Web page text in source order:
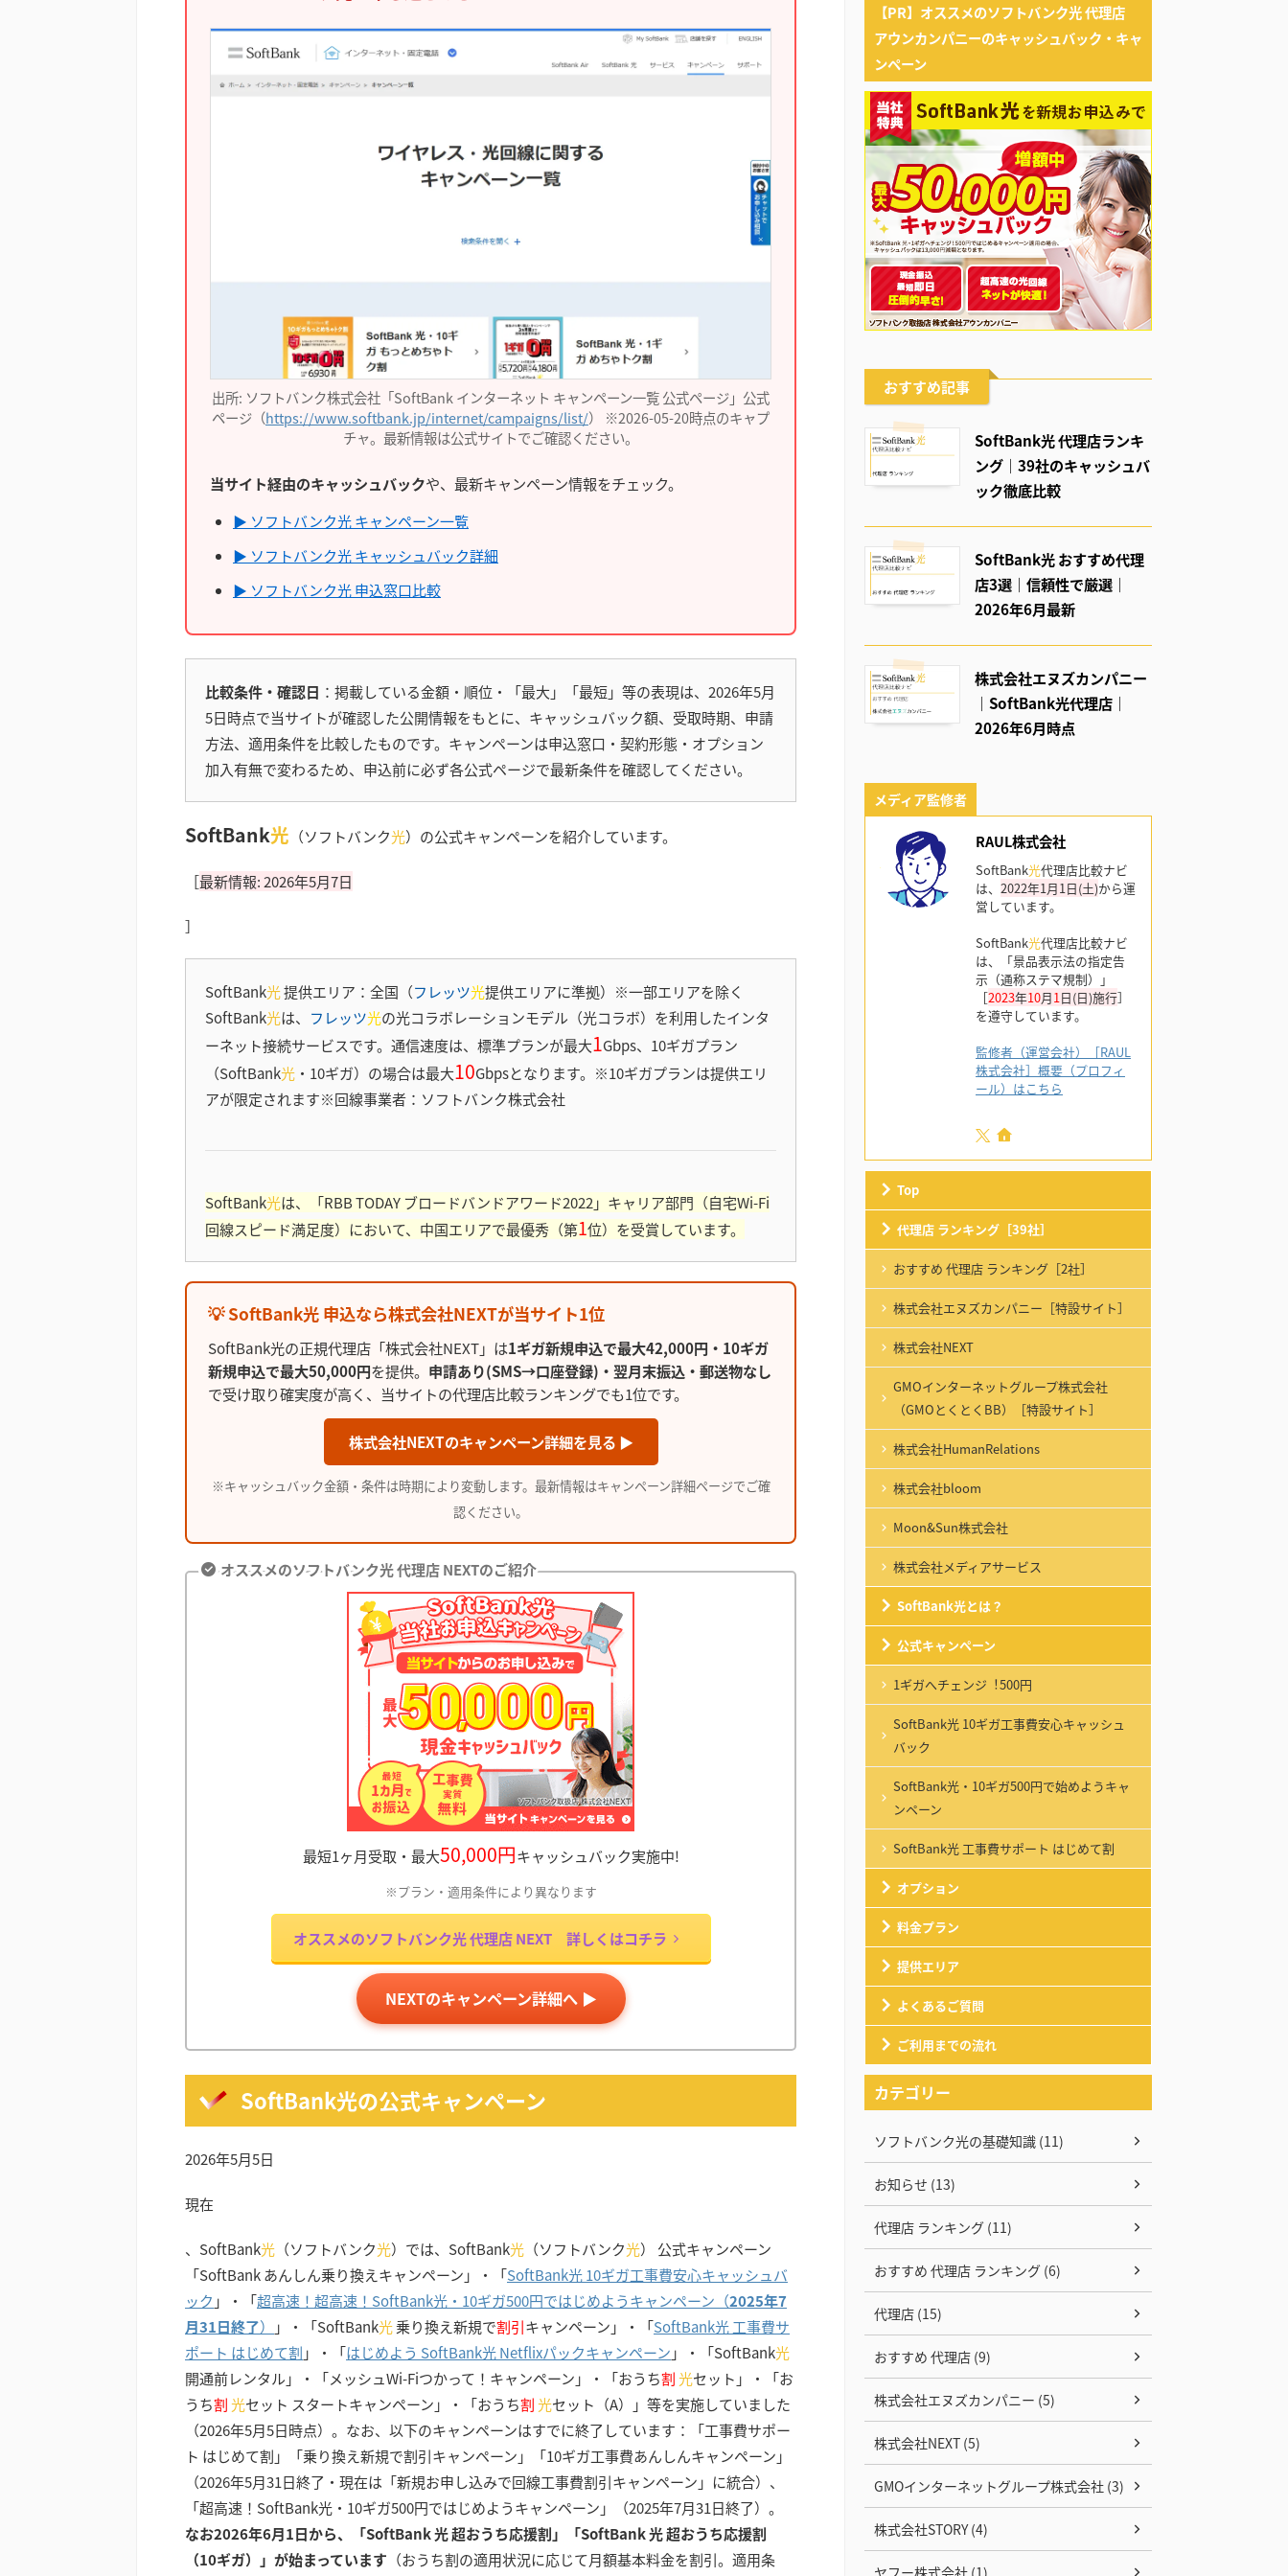
出所: ソフトバンク株式会社「SoftBank インターネット キャンペーン一覧 公式ページ」公式
ページ（https://www.softbank.jp/internet/campaigns/list/） ※2026-05-20時点のキャプ
チャ。最新情報は公式サイトでご確認ください。
当サイト経由のキャッシュバックや、最新キャンペーン情報をチェック。
▶ ソフトバンク光 キャンペーン一覧
▶ ソフトバンク光 キャッシュバック詳細
▶ ソフトバンク光 申込窓口比較
比較条件・確認日 ：掲載している金額・順位・「最大」「最短」等の表現は、2026年5月
5日時点で当サイトが確認した公開情報をもとに、キャッシュバック額、受取時期、申請
方法、適用条件を比較したものです。キャンペーンは申込窓口・契約形態・オプション
加入有無で変わるため、申込前に必ず各公式ページで最新条件を確認してください。
SoftBank光 （ソフトバンク光）の公式キャンペーンを紹介しています。
［最新情報: 2026年5月7日
］
SoftBank光提供エリア：全国（フレッツ光提供エリアに準拠）※一部エリアを除く
SoftBank光は、 フレッツ光の光コラボレーションモデル（光コラボ）を利用したインタ
ーネット接続サービスです。通信速度は、標準プランが最大1Gbps、10ギガプラン
（SoftBank光 ・10ギガ）の場合は最大10Gbpsとなります。※10ギガプランは提供エリ
アが限定されます※回線事業者：ソフトバンク株式会社
SoftBank光は、「RBB TODAY ブロードバンドアワード2022」キャリア部門（自宅Wi-Fi
回線スピード満足度）において、中国エリアで最優秀（第1位）を受賞しています。
💡 SoftBank光 申込なら株式会社NEXTが当サイト1位
SoftBank光の正規代理店「株式会社NEXT」は1ギガ新規申込で最大42,000円・10ギガ
新規申込で最大50,000円を提供。 申請あり(SMS→口座登録)・翌月末振込・郵送物なし
で受け取り確実度が高く、当サイトの代理店比較ランキングでも1位です。
株式会社NEXTのキャンペーン詳細を見る ▶
※キャッシュバック金額・条件は時期により変動します。最新情報はキャンペーン詳細ページでご確
認ください。
オススメのソフトバンク光 代理店 NEXTのご紹介
最短1ヶ月受取・最大50,000円キャッシュバック実施中!
※プラン・適用条件により異なります
オススメのソフトバンク光 代理店 NEXT 詳しくはコチラ
NEXTのキャンペーン詳細へ ▶
SoftBank光の公式キャンペーン
2026年5月5日
現在
、SoftBank光 （ソフトバンク光）では、SoftBank光 （ソフトバンク光） 公式キャンペーン
「SoftBank あんしん乗り換えキャンペーン」・「SoftBank光 10ギガ工事費安心キャッシュバ
ック 」・「超高速！超高速！SoftBank光・10ギガ500円ではじめようキャンペーン（2025年7
月31日終了） 」・「SoftBank光乗り換え新規で割引キャンペーン」・「SoftBank光 工事費サ
ポート はじめて割 」・「はじめよう SoftBank光 Netflixパックキャンペーン 」・「SoftBank光
開通前レンタル」・「メッシュWi-Fiつかって！キャンペーン」・「おうち割光セット」・「お
うち割光セット スタートキャンペーン」・「おうち割光セット（A）」等を実施していました
（2026年5月5日時点）。なお、以下のキャンペーンはすでに終了しています：「工事費サポー
ト はじめて割」「乗り換え新規で割引キャンペーン」「10ギガ工事費あんしんキャンペーン」
（2026年5月31日終了・現在は「新規お申し込みで回線工事費割引キャンペーン」に統合）、
「超高速！SoftBank光・10ギガ500円ではじめようキャンペーン」（2025年7月31日終了）。
なお2026年6月1日から、「SoftBank 光 超おうち応援割」「SoftBank 光 超おうち応援割
（10ギガ）」が始まっています （おうち割の適用状況に応じて月額基本料金を割引。適用条
【PR】オススメのソフトバンク光 代理店
アウンカンパニーのキャッシュバック・キャ
ンペーン
おすすめ記事
SoftBank光 代理店ランキ
ング｜39社のキャッシュバ
ック徹底比較
SoftBank光 おすすめ代理
店3選｜信頼性で厳選｜
2026年6月最新
株式会社エヌズカンパニー
｜SoftBank光代理店｜
2026年6月時点
メディア監修者
RAUL株式会社
SoftBank光代理店比較ナビ
は、 2022年1月1日(土)から運
営しています。
SoftBank光代理店比較ナビ
は、「景品表示法の指定告
示（通称ステマ規制）」
［2023年10月1日(日)施行］
を遵守しています。
監修者（運営会社）［RAUL
株式会社］概要（プロフィ
ール）はこちら
Top
代理店 ランキング［39社］
おすすめ 代理店 ランキング［2社］
株式会社エヌズカンパニー［特設サイト］
株式会社NEXT
GMOインターネットグループ株式会社
（GMOとくとくBB）［特設サイト］
株式会社HumanRelations
株式会社bloom
Moon&Sun株式会社
株式会社メディアサービス
SoftBank光とは？
公式キャンペーン
1ギガへチェンジ︕500円
SoftBank光 10ギガ工事費安心キャッシュ
バック
SoftBank光・10ギガ500円で始めようキャ
ンペーン
SoftBank光 工事費サポート はじめて割
オプション
料金プラン
提供エリア
よくあるご質問
ご利用までの流れ
カテゴリー
ソフトバンク光の基礎知識 (11)
お知らせ (13)
代理店 ランキング (11)
おすすめ 代理店 ランキング (6)
代理店 (15)
おすすめ 代理店 (9)
株式会社エヌズカンパニー (5)
株式会社NEXT (5)
GMOインターネットグループ株式会社 (3)
株式会社STORY (4)
ヤフー株式会社 (1)